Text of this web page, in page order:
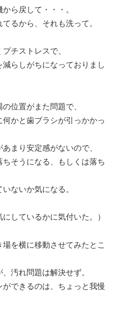
ら戻して・・・。
るから、それも洗って。
チストレスで、
らしがちになっておりまし
位置がまた問題で、
かと歯ブラシが引っかかっ
まり安定感がないので、
そうになる、もしくは落ち
ないか気になる。
しているかに気付いた。）
を横に移動させてみたとこ
汚れ問題は解決せず。
できるのは、ちょっと我慢